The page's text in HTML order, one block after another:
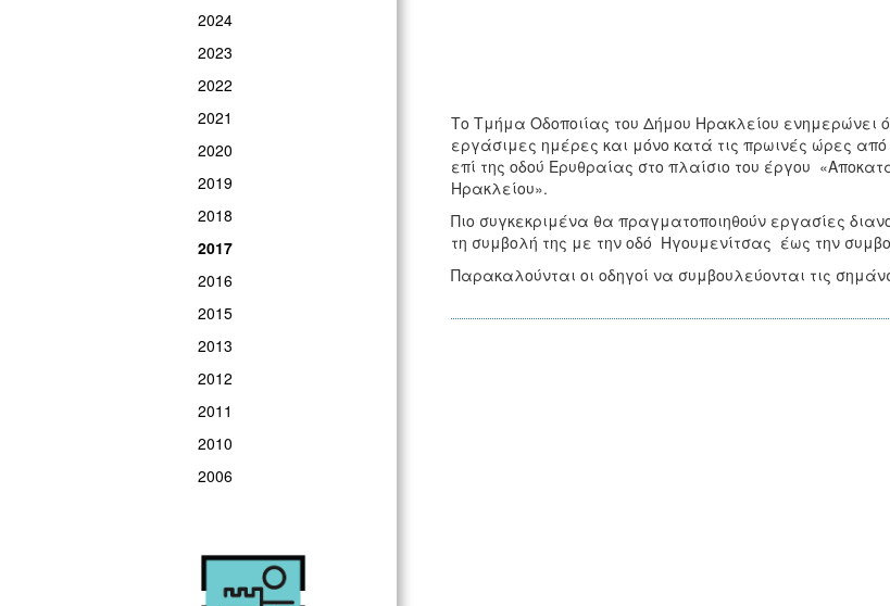
2024
2023
2022
2021
2020
2019
2018
2017
2016
2015
2013
2012
2011
2010
2006
Το Τμήμα Οδοποιίας του Δήμου Ηρακλείου ενημερώνει
εργάσιμες ημέρες και μόνο κατά τις πρωινές ώρες
επί της οδού Ερυθραίας στο πλαίσιο του έργου
Ηρακλείου».
Πιο συγκεκριμένα θα πραγματοποιηθούν εργασίες
τη συμβολή της με την οδό Ηγουμενίτσας έως την
Παρακαλούνται οι οδηγοί να συμβουλεύονται τις